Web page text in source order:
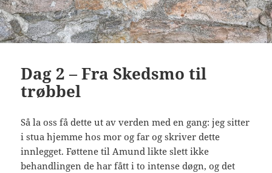
Dag 2 – Fra Skedsmo til
trøbbel
Så la oss få dette ut av verden med en gang: jeg sitter
i stua hjemme hos mor og far og skriver dette
innlegget. Føttene til Amund likte slett ikke
behandlingen de har fått i to intense døgn, og det